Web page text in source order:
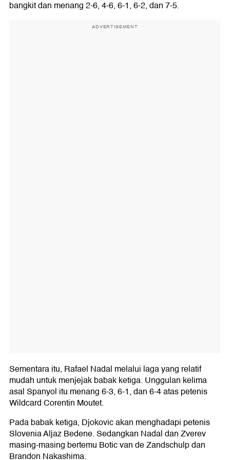
bangkit dan menang 2-6, 4-6, 6-1, 6-2, dan 7-5.
ADVERTISEMENT
Sementara itu, Rafael Nadal melalui laga yang relatif
mudah untuk menjejak babak ketiga. Unggulan kelima
asal Spanyol itu menang 6-3, 6-1, dan 6-4 atas petenis
Wildcard Corentin Moutet.
Pada babak ketiga, Djokovic akan menghadapi petenis
Slovenia Aljaz Bedene. Sedangkan Nadal dan Zverev
masing-masing bertemu Botic van de Zandschulp dan
Brandon Nakashima.